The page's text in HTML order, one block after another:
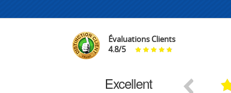
Évaluations Clients
4.8/5
Excellent 07.07.2026